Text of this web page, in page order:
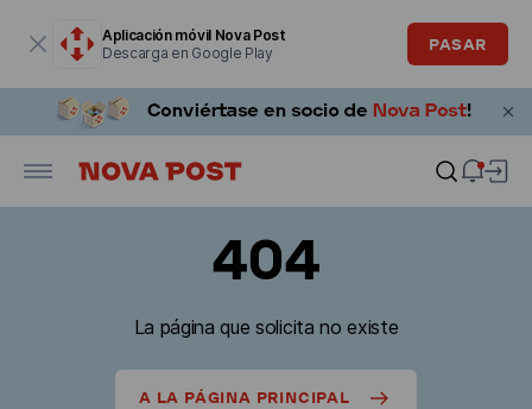
Aplicación móvil Nova Post
Descarga en Google Play
PASAR
404
La página que solicita no existe
A LA PÁGINA PRINCIPAL